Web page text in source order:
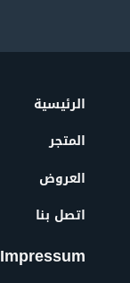
الرئيسية
المتجر
العروض
اتصل بنا
Impressum